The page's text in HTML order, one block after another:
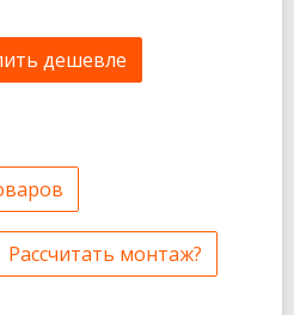
дешевле
Рассчитать монтаж?